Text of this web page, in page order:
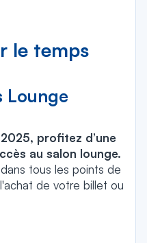
le temps
Lounge
profitez d’une
au salon lounge.
tous les points de
de votre billet ou